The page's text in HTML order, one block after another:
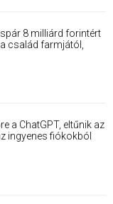
8 milliárd forintért
család farmjától,
a ChatGPT, eltűnik az
ingyenes fiókokból